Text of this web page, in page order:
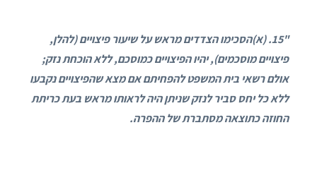
"15. (א)
הסכימו הצדדים מראש על שיעור פיצויים (להלן,
פיצויים מוסכמים), יהיו הפיצויים כמוסכם, ללא הוכחת נזק;
אולם רשאי בית המשפט להפחיתם אם מצא שהפיצויים נקבעו
ללא כל יחס סביר לנזק שניתן היה לראותו מראש בעת כריתת
החוזה כתוצאה מסתברת של ההפרה.